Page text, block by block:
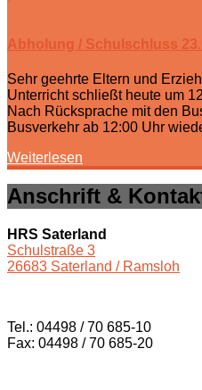
Abholung / Schulschluss
Sehr geehrte Eltern und
Unterricht schließt heute um
Nach Rücksprache mit den
Busverkehr ab 12:00 Uhr
Weiterlesen
Anschrift &
HRS Saterland
Schulstraße 3
26683 Saterland / Ramsloh
Tel.: 04498 / 70 685-10
Fax: 04498 / 70 685-20